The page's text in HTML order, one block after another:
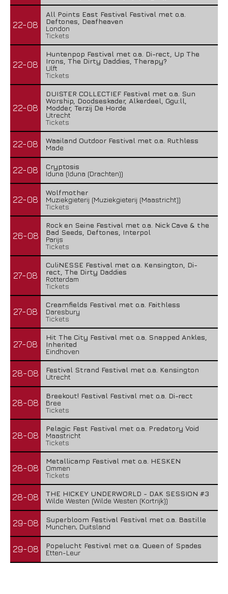
22-08
All Points East Festival Festival met o.a.
Deftones, Deafheaven
London
Tickets
22-08
Huntenpop Festival met o.a. Di-rect, Up The
Irons, The Dirty Daddies, Therapy?
Ulft
Tickets
22-08
DUISTER COLLECTIEF Festival met o.a. Sun
Worship, Doodseskader, Alkerdeel, Ggu:ll,
Modder, Terzij De Horde
Utrecht
Tickets
22-08
Waailand Outdoor Festival met o.a. Ruthless
Made
22-08
Cryptosis
Iduna (Iduna (Drachten))
22-08
Wolfmother
Muziekgieterij (Muziekgieterij (Maastricht))
Tickets
26-08
Rock en Seine Festival met o.a. Nick Cave & the
Bad Seeds, Deftones, Interpol
Parijs
Tickets
27-08
CuliNESSE Festival met o.a. Kensington, Di-
rect, The Dirty Daddies
Rotterdam
Tickets
27-08
Creamfields Festival met o.a. Faithless
Daresbury
Tickets
27-08
Hit The City Festival met o.a. Snapped Ankles,
Inherited
Eindhoven
28-08
Festival Strand Festival met o.a. Kensington
Utrecht
28-08
Breekout! Festival Festival met o.a. Di-rect
Bree
Tickets
28-08
Pelagic Fest Festival met o.a. Predatory Void
Maastricht
Tickets
28-08
Metallicamp Festival met o.a. HESKEN
Ommen
Tickets
28-08
THE HICKEY UNDERWORLD - DAK SESSION #3
Wilde Westen (Wilde Westen (Kortrijk))
29-08
Superbloom Festival Festival met o.a. Bastille
Munchen, Duitsland
29-08
Popelucht Festival met o.a. Queen of Spades
Etten-Leur